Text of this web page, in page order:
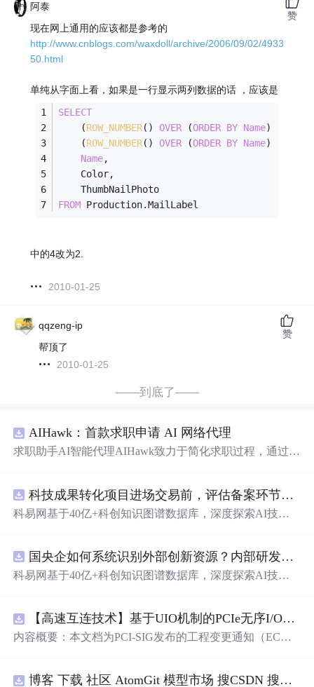
阿泰
现在网上通用的应该都是参考的
http://www.cnblogs.com/waxdoll/archive/2006/09/02/4933
50.html
单纯从字面上看，如果是一行显示两列数据的话 ，应该是
SELECT
    (
ROW_NUMBER() OVER (ORDER BY Name)
    (
ROW_NUMBER() OVER (ORDER BY Name)
Name,
    Color,
    ThumbNailPhoto
FROM Production.MailLabel
中的4改为2.
2010-01-25
赞
qqzeng-ip
帮顶了
2010-01-25
赞
——到底了——
AIHawk：首款求职申请 AI 网络代理
求职助手AI智能代理AIHawk致力于简化求职过程，通过自
科技成果转化项目进场交易前，评估备案环节需要准备哪些材料？.docx
科易网基于40亿+科创知识图谱数据库，深度探索AI技术
新领域的AI+数智化解决方案，推动科技创新与产业创新
智能化发展。
国央企如何系统识别外部创新资源？内部研发体系完善，但对外部高校、中小科技企业技术能力缺乏动态认知。.docx
科易网基于40亿+科创知识图谱数据库，深度探索AI技术
新领域的AI+数智化解决方案，推动科技创新与产业创新
智能化发展。
【高速互连技术】基于UIO机制的PCIe无序I/O扩展：多路径架构下内存请求的高性能传输与排序控制方案设计
内容概要：本文档为PCI-SIG发布的工程变更通知（EC
规则对多路径拓扑和高性能IO系统的限制。UIO基于Flit模
博客 下载 社区 AtomGit 模型市场 搜CSDN 搜索 AI 搜索 会员中心 创作中心 基于DPWMA调制与正负序分离的ANPC三电平并网逆变器前馈控制策略研究（Simulink仿真实现）